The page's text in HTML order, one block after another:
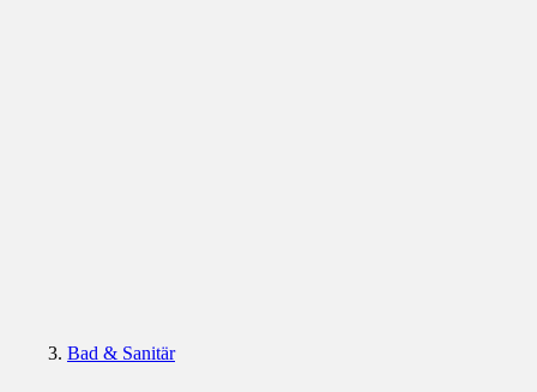
Bad & Sanitär